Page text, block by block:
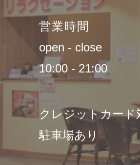
営業時間
open - close
10:00 - 21:00
クレジットカード
駐車場あり